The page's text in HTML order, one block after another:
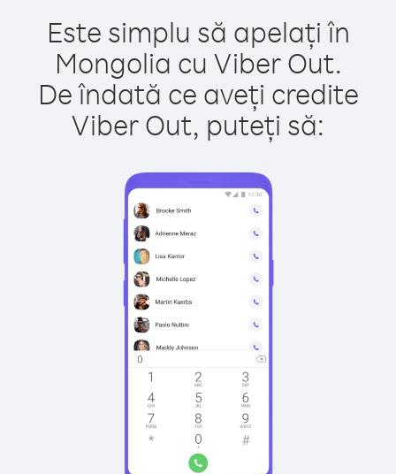
Este simplu să apelați în
Mongolia cu Viber Out.
De îndată ce aveți credite
Viber Out, puteți să: